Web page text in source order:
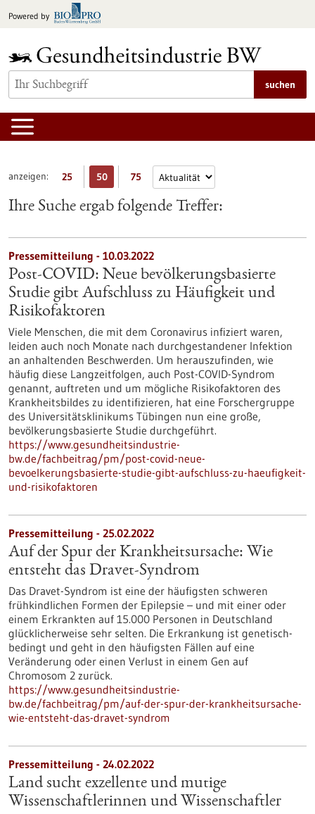
Inhalt
Powered by
suchen
anzeigen: 25 50 75
Ihre Suche ergab folgende Treffer:
Pressemitteilung - 10.03.2022
Post-COVID: Neue bevölkerungsbasierte
Studie gibt Aufschluss zu Häufigkeit und
Risikofaktoren
Viele Menschen, die mit dem Coronavirus infiziert waren,
leiden auch noch Monate nach durchgestandener Infektion
an anhaltenden Beschwerden. Um herauszufinden, wie
häufig diese Langzeitfolgen, auch Post-COVID-Syndrom
genannt, auftreten und um mögliche Risikofaktoren des
Krankheitsbildes zu identifizieren, hat eine Forschergruppe
des Universitätsklinikums Tübingen nun eine große,
bevölkerungsbasierte Studie durchgeführt.
https://www.gesundheitsindustrie-
bw.de/fachbeitrag/pm/post-covid-neue-
bevoelkerungsbasierte-studie-gibt-aufschluss-zu-haeufigkeit-
und-risikofaktoren
Pressemitteilung - 25.02.2022
Auf der Spur der Krankheitsursache: Wie
entsteht das Dravet-Syndrom
Das Dravet-Syndrom ist eine der häufigsten schweren
frühkindlichen Formen der Epilepsie – und mit einer oder
einem Erkrankten auf 15.000 Personen in Deutschland
glücklicherweise sehr selten. Die Erkrankung ist genetisch-
bedingt und geht in den häufigsten Fällen auf eine
Veränderung oder einen Verlust in einem Gen auf
Chromosom 2 zurück.
https://www.gesundheitsindustrie-
bw.de/fachbeitrag/pm/auf-der-spur-der-krankheitsursache-
wie-entsteht-das-dravet-syndrom
Pressemitteilung - 24.02.2022
Land sucht exzellente und mutige
Wissenschaftlerinnen und Wissenschaftler